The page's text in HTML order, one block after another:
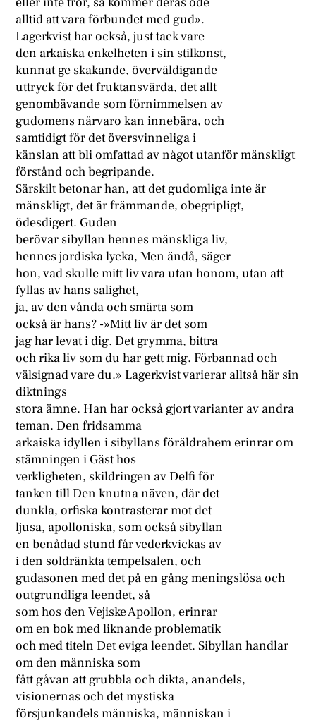
alltid att vara förbundet med gud».
Lagerkvist har också, just tack vare
den arkaiska enkelheten i sin stilkonst,
kunnat ge skakande, överväldigande
uttryck för det fruktansvärda, det allt
genombävande som förnimmelsen av
gudomens närvaro kan innebära, och
samtidigt för det översvinneliga i
känslan att bli omfattad av något utanför mänskligt
förstånd och begripande.
Särskilt betonar han, att det gudomliga inte är
mänskligt, det är främmande, obegripligt,
ödesdigert. Guden
berövar sibyllan hennes mänskliga liv,
hennes jordiska lycka, Men ändå, säger
hon, vad skulle mitt liv vara utan honom, utan att
fyllas av hans salighet,
ja, av den vånda och smärta som
också är hans? -»Mitt liv är det som
jag har levat i dig. Det grymma, bittra
och rika liv som du har gett mig. Förbannad och
välsignad vare du.» Lagerkvist varierar alltså här sin
diktnings
stora ämne. Han har också gjort varianter av andra
teman. Den fridsamma
arkaiska idyllen i sibyllans föräldrahem erinrar om
stämningen i Gäst hos
verkligheten, skildringen av Delfi för
tanken till Den knutna näven, där det
dunkla, orfiska kontrasterar mot det
ljusa, apolloniska, som också sibyllan
en benådad stund får vederkvickas av
i den soldränkta tempelsalen, och
gudasonen med det på en gång meningslösa och
outgrundliga leendet, så
som hos den Vejiske Apollon, erinrar
om en bok med liknande problematik
och med titeln Det eviga leendet. Sibyllan handlar
om den människa som
fått gåvan att grubbla och dikta, anandels,
visionernas och det mystiska
försjunkandels människa, människan i